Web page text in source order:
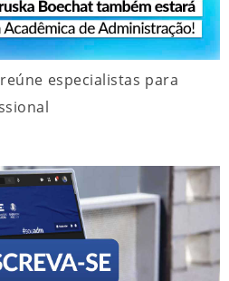
especialistas para